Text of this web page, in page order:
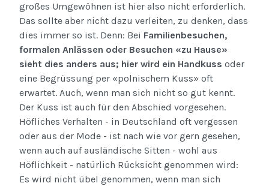
großes Umgewöhnen ist hier also nicht erforderlich.
Das sollte aber nicht dazu verleiten, zu denken, dass
dies immer so ist. Denn: Bei Familienbesuchen,
formalen Anlässen oder Besuchen «zu Hause»
sieht dies anders aus; hier wird ein Handkuss oder
eine Begrüssung per «polnischem Kuss» oft
erwartet. Auch, wenn man sich nicht so gut kennt.
Der Kuss ist auch für den Abschied vorgesehen.
Höfliches Verhalten - in Deutschland oft vergessen
oder aus der Mode - ist nach wie vor gern gesehen,
wenn auch auf ausländische Sitten - wohl aus
Höflichkeit - natürlich Rücksicht genommen wird:
Es wird nicht übel genommen, wenn man sich